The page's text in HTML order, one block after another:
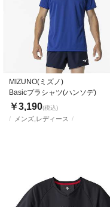
メンズ,レディース
MIZUNO(ミズノ)
Basicプラシャツ(ハンソデ)
￥3,190(税込)